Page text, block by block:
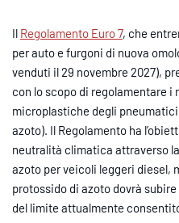
Il Regolamento Euro 7, che
per auto e furgoni di nuova
venduti il 29 novembre 2027),
con lo scopo di regolamentare
microplastiche degli
azoto). Il Regolamento ha
neutralità climatica attraverso
azoto per veicoli leggeri diesel,
protossido di azoto dovrà
del limite attualmente